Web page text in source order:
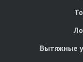
Вытяжные